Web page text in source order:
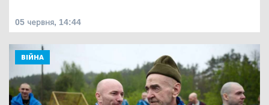
05 червня, 14:44
ВІЙНА